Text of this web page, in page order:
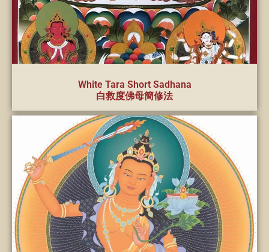
White Tara Short Sadhana
白救度佛母簡修法